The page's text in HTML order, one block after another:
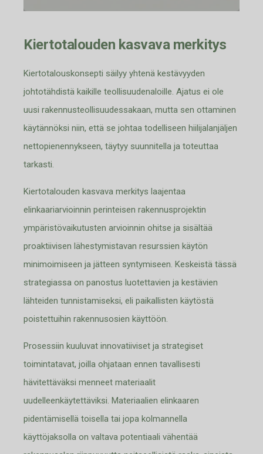
Kiertotalouden kasvava merkitys
Kiertotalouskonsepti säilyy yhtenä kestävyyden
johtotähdistä kaikille teollisuudenaloille. Ajatus ei ole
uusi rakennusteollisuudessakaan, mutta sen ottaminen
käytännöksi niin, että se johtaa todelliseen hiilijalanjäljen
nettopienennykseen, täytyy suunnitella ja toteuttaa
tarkasti.
Kiertotalouden kasvava merkitys laajentaa
elinkaariarvioinnin perinteisen rakennusprojektin
ympäristövaikutusten arvioinnin ohitse ja sisältää
proaktiivisen lähestymistavan resurssien käytön
minimoimiseen ja jätteen syntymiseen. Keskeistä tässä
strategiassa on panostus luotettavien ja kestävien
lähteiden tunnistamiseksi, eli paikallisten käytöstä
poistettuihin rakennusosien käyttöön.
Prosessiin kuuluvat innovatiiviset ja strategiset
toimintatavat, joilla ohjataan ennen tavallisesti
hävitettäväksi menneet materiaalit
uudelleenkäytettäviksi. Materiaalien elinkaaren
pidentämisellä toisella tai jopa kolmannella
käyttöjaksolla on valtava potentiaali vähentää